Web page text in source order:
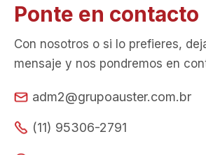
Ponte en contacto
Con nosotros o si lo prefieres,
mensaje y nos pondremos en
adm2@grupoauster.com.br
(11) 95306-2791